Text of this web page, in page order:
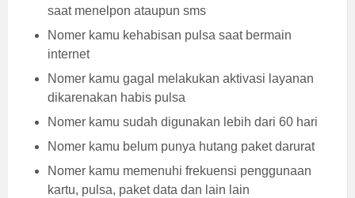
saat menelpon ataupun sms
Nomer kamu kehabisan pulsa saat bermain
internet
Nomer kamu gagal melakukan aktivasi layanan
dikarenakan habis pulsa
Nomer kamu sudah digunakan lebih dari 60 hari
Nomer kamu belum punya hutang paket darurat
Nomer kamu memenuhi frekuensi penggunaan
kartu, pulsa, paket data dan lain lain